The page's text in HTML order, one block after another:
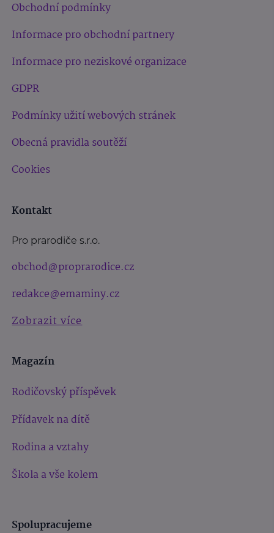
Obchodní podmínky
Informace pro obchodní partnery
Informace pro neziskové organizace
GDPR
Podmínky užití webových stránek
Obecná pravidla soutěží
Cookies
Kontakt
Pro prarodiče s.r.o.
obchod@proprarodice.cz
redakce@emaminy.cz
Zobrazit více
Magazín
Rodičovský příspěvek
Přídavek na dítě
Rodina a vztahy
Škola a vše kolem
Spolupracujeme